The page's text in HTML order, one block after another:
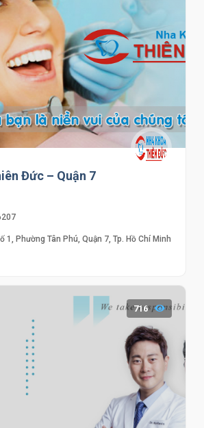
Đức – Quận 7
Phường Tân Phú, Quận 7, Tp. Hồ Chí Minh
716